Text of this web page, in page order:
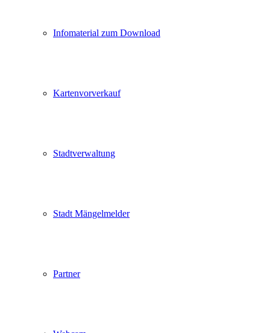
Infomaterial zum Download
Kartenvorverkauf
Stadtverwaltung
Stadt Mängelmelder
Partner